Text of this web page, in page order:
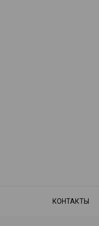
КОНТАКТЫ